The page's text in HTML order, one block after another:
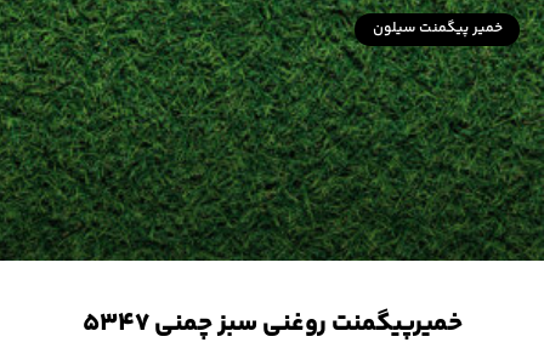
خمیر پیگمنت سیلون
خمیرپیگمنت روغنی سبز چمنی ۵۳۴۷